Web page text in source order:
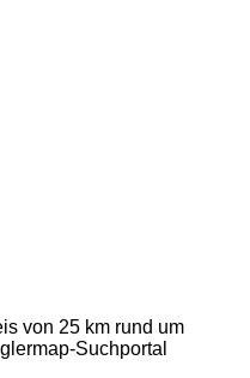
von 25 km rund um
-Suchportal